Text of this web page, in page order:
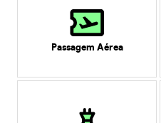
Passagem Aérea